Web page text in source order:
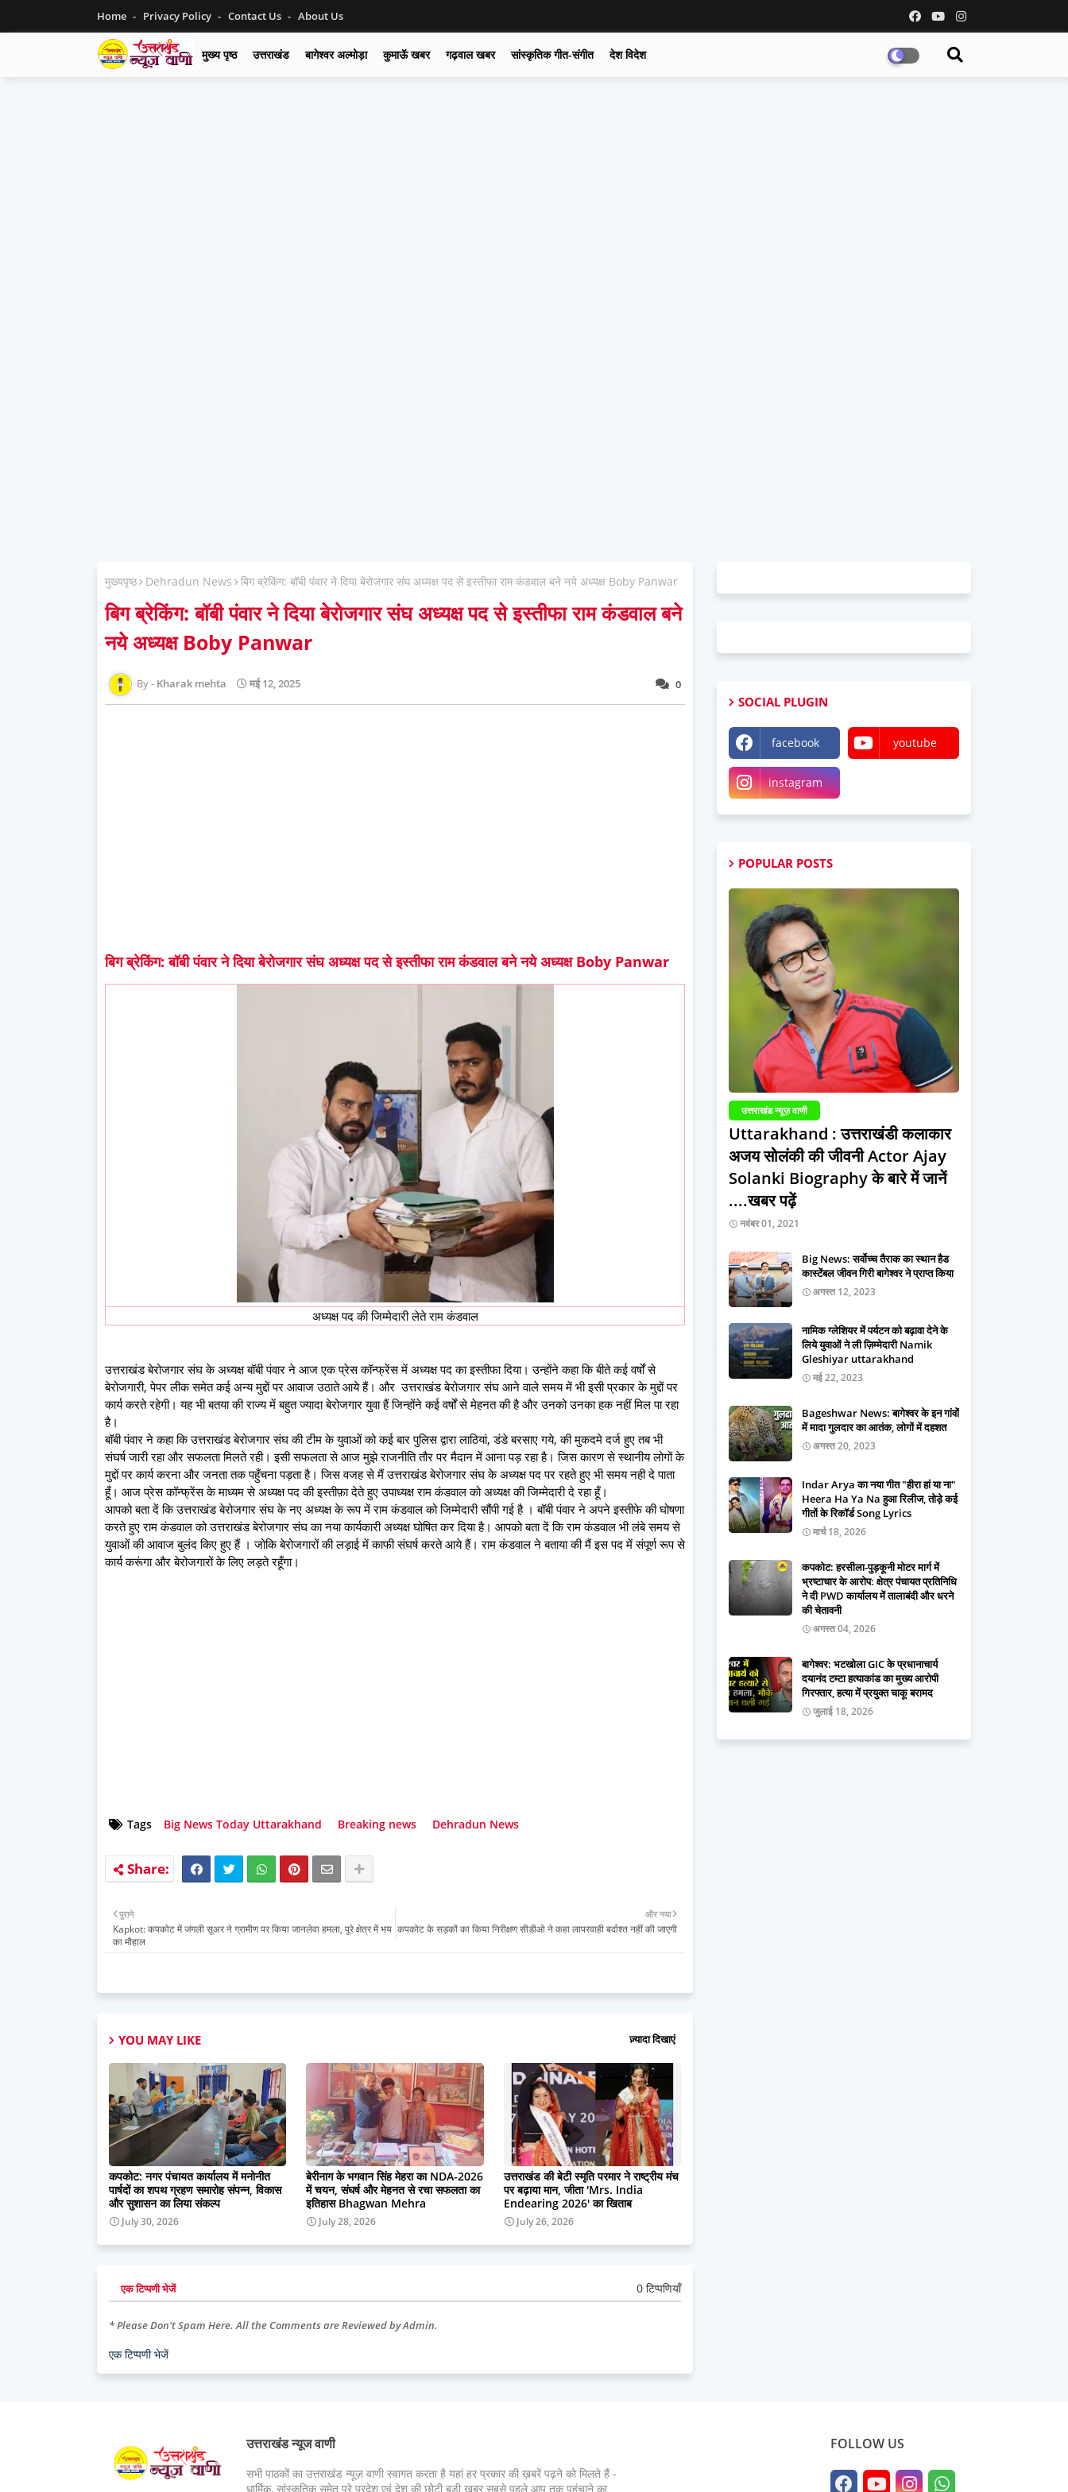
Home Privacy Policy Contact Us About Us
मुख्य पृष्ठ उत्तराखंड बागेश्वर अल्मोड़ा कुमाऊॅ खबर गढ़वाल खबर सांस्कृतिक गीत-संगीत देश विदेश
मुख्यपृष्ठ Dehradun News बिग ब्रेकिंग: बॉबी पंवार ने दिया बेरोजगार संघ अध्यक्ष पद से इस्तीफा राम कंडवाल बने नये अध्यक्ष Boby Panwar
बिग ब्रेकिंग: बॉबी पंवार ने दिया बेरोजगार संघ अध्यक्ष पद से इस्तीफा राम कंडवाल बने
नये अध्यक्ष Boby Panwar
0
Kharak mehta मई 12, 2025
बिग ब्रेकिंग: बॉबी पंवार ने दिया बेरोजगार संघ अध्यक्ष पद से इस्तीफा राम कंडवाल बने नये अध्यक्ष Boby Panwar
अध्यक्ष पद की जिम्मेदारी लेते राम कंडवाल
उत्तराखंड बेरोजगार संघ के अध्यक्ष बॉबी पंवार ने आज एक प्रेस कॉन्फ्रेंस में अध्यक्ष पद का इस्तीफा दिया। उन्होंने कहा कि बीते कई वर्षों से
बेरोजगारी, पेपर लीक समेत कई अन्य मुद्दों पर आवाज उठाते आये हैं। और उत्तराखंड बेरोजगार संघ आने वाले समय में भी इसी प्रकार के मुद्दों पर
कार्य करते रहेगी। यह भी बतया की राज्य में बहुत ज्यादा बेरोजगार युवा हैं जिन्होंने कई वर्षों से मेहनत की है और उनको उनका हक नहीं मिल पा रहा
है।
बॉबी पंवार ने कहा कि उत्तराखंड बेरोजगार संघ की टीम के युवाओं को कई बार पुलिस द्वारा लाठियां, डंडे बरसाए गये, की मुकदमे दर्ज हुए तब भी
संघर्ष जारी रहा और सफलता मिलते रही। इसी सफलता से आज मुझे राजनीति तौर पर मैदान में आना पड़ रहा है। जिस कारण से स्थानीय लोगों के
मुद्दों पर कार्य करना और जनता तक पहुँचना पड़ता है। जिस वजह से मैं उत्तराखंड बेरोजगार संघ के अध्यक्ष पद पर रहते हुए भी समय नही दे पाता
हूँ। आज प्रेस कॉन्फ्रेंस के माध्यम से अध्यक्ष पद की इस्तीफ़ा देते हुए उपाध्यक्ष राम कंडवाल को अध्यक्ष की जिम्मेदारी दे रहा हूँ।
आपको बता दें कि उत्तराखंड बेरोजगार संघ के नए अध्यक्ष के रूप में राम कंडवाल को जिम्मेदारी सौंपी गई है । बॉबी पंवार ने अपने इस्तीफे की घोषणा
करते हुए राम कंडवाल को उत्तराखंड बेरोजगार संघ का नया कार्यकारी अध्यक्ष घोषित कर दिया है। आपको बता दें कि राम कंडवाल भी लंबे समय से
युवाओं की आवाज बुलंद किए हुए हैं । जोकि बेरोजगारों की लड़ाई में काफी संघर्ष करते आये हैं। राम कंडवाल ने बताया की मैं इस पद में संपूर्ण रूप से
कार्य करूंगा और बेरोजगारों के लिए लड़ते रहूँगा।
Tags Big News Today Uttarakhand Breaking news Dehradun News
और नया
कपकोट के सड़कों का किया निरीक्षण सीडीओ ने कहा लापरवाही बर्दाश्त नहीं की जाएगी
पुराने
Kapkot: कपकोट में जंगली सूअर ने ग्रामीण पर किया जानलेवा हमला, पूरे क्षेत्र में भय
का मौहाल
YOU MAY LIKE ज़्यादा दिखाएं
कपकोट: नगर पंचायत कार्यालय में मनोनीत
पार्षदों का शपथ ग्रहण समारोह संपन्न, विकास
और सुशासन का लिया संकल्प
July 30, 2026
बेरीनाग के भगवान सिंह मेहरा का NDA-2026
में चयन, संघर्ष और मेहनत से रचा सफलता का
इतिहास Bhagwan Mehra
July 28, 2026
उत्तराखंड की बेटी स्मृति परमार ने राष्ट्रीय मंच
पर बढ़ाया मान, जीता 'Mrs. India
Endearing 2026' का खिताब
July 26, 2026
एक टिप्पणी भेजें 0 टिप्पणियाँ
* Please Don't Spam Here. All the Comments are Reviewed by Admin.
एक टिप्पणी भेजें
SOCIAL PLUGIN
facebook youtube
instagram
POPULAR POSTS
उत्तराखंड न्यूज़ वाणी
Uttarakhand : उत्तराखंडी कलाकार
अजय सोलंकी की जीवनी Actor Ajay
Solanki Biography के बारे में जानें
....खबर पढ़ें
नवंबर 01, 2021
Big News: सर्वोच्च तैराक का स्थान हैड
कास्टेंबल जीवन गिरी बागेश्वर ने प्राप्त किया
अगस्त 12, 2023
नामिक ग्लेशियर में पर्यटन को बढ़ावा देने के
लिये युवाओं ने ली ज़िम्मेदारी Namik
Gleshiyar uttarakhand
मई 22, 2023
Bageshwar News: बागेश्वर के इन गांवों
में मादा गुलदार का आतंक, लोगों में दहशत
अगस्त 20, 2023
Indar Arya का नया गीत "हीरा हां या ना"
Heera Ha Ya Na हुआ रिलीज, तोड़े कई
गीतों के रिकॉर्ड Song Lyrics
मार्च 18, 2026
कपकोट: हरसीला-पुड़कूनी मोटर मार्ग में
भ्रष्टाचार के आरोप: क्षेत्र पंचायत प्रतिनिधि
ने दी PWD कार्यालय में तालाबंदी और धरने
की चेतावनी
अगस्त 04, 2026
बागेश्वर: भटखोला GIC के प्रधानाचार्य
दयानंद टम्टा हत्याकांड का मुख्य आरोपी
गिरफ्तार, हत्या में प्रयुक्त चाकू बरामद
जुलाई 18, 2026
उत्तराखंड न्यूज वाणी
सभी पाठकों का उत्तराखंड न्यूज़ वाणी स्वागत करता है यहां हर प्रकार की ख़बरें पढ़ने को मिलते हैं -
धार्मिक, सांस्कृतिक समेत पूरे प्रदेश एवं देश की छोटी बड़ी खबर सबसे पहले आप तक पहुंचाने का
FOLLOW US